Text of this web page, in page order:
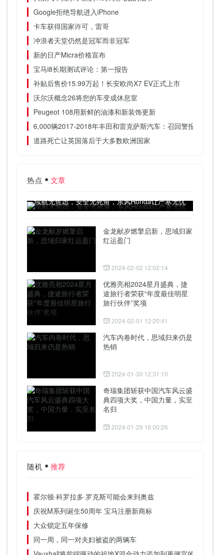
Google拒绝导航进入iPhone
卡车获得国家许可，雷哥
冲浪者天堂仍然是冠军而非冠军
新的日产Micra价格宣布
宝马i8长期测试评论：第一报告
补贴后售价15.99万起！长安欧尚X7 EV正式上市
沃尔沃概念26将您的车变成休息室
Peugeot 108用新鲜的油漆和新装饰更新
6,000辆2017-2018年丰田和雷克萨斯汽车：召回警报
道路死亡让英国落后于大多数欧洲国家
热点 文章
续航无焦虑，安全无死角，东风Honda让严寒无忧
金龙献岁燃擎启新，思域归家
红运盈门
2024-02-02 12:02:14
优雅亮相2024星月盛典，捷
途旅行者荣获“年度最佳明星
旅行伙伴”奖项
2024-02-01 12:20:41
汽车内卷时代，思域归来仍是
热销
2024-01-30 12:31:10
奇瑞集团斩获中国汽车风云盛
典四项大奖，中国力量，实至
名归
2024-01-29 16:00:26
随机 推荐
霍尔顿·科罗拉多·罗克斯可能会来到奥兹
庆祝M系列诞生50周年 宝马注册新商标
大众锁定五年保修
同一周，同一对夫妇被盗的两辆车